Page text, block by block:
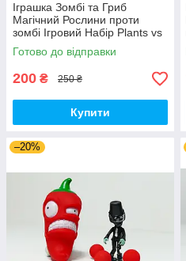
Іграшка Зомбі та Гриб
Магічний Рослини проти
зомбі Ігровий Набір Plants vs
Zombies (00179)
Готово до відправки
200 ₴ 250 ₴
Купити
–20%